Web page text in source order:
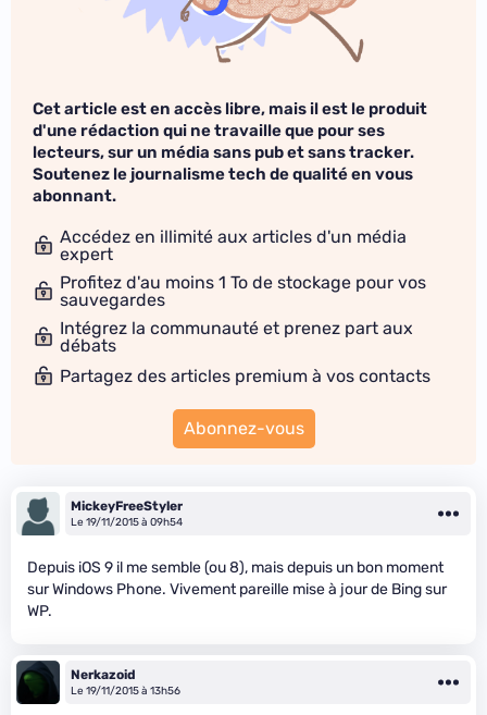
Cet article est en accès libre, mais il est le produit
d'une rédaction qui ne travaille que pour ses
lecteurs, sur un média sans pub et sans tracker.
Soutenez le journalisme tech de qualité en vous
abonnant.
Accédez en illimité aux articles d'un média
expert
Profitez d'au moins 1 To de stockage pour vos
sauvegardes
Intégrez la communauté et prenez part aux
débats
Partagez des articles premium à vos contacts
Abonnez-vous
MickeyFreeStyler
Le 19/11/2015 à 09h54
Depuis iOS 9 il me semble (ou 8), mais depuis un bon moment
sur Windows Phone. Vivement pareille mise à jour de Bing sur
WP.
Nerkazoid
Le 19/11/2015 à 13h56